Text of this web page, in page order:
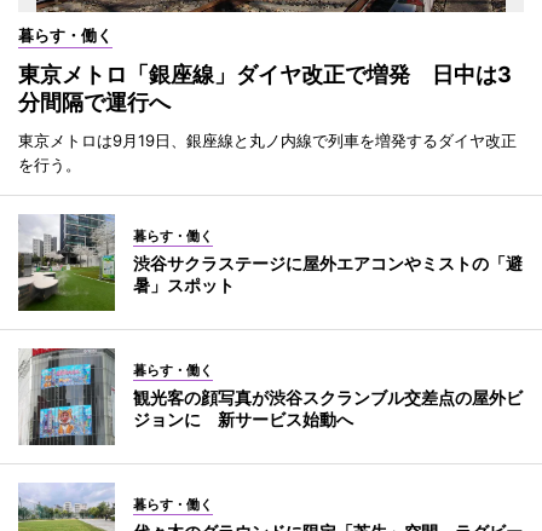
暮らす・働く
東京メトロ「銀座線」ダイヤ改正で増発 日中は3
分間隔で運行へ
東京メトロは9月19日、銀座線と丸ノ内線で列車を増発するダイヤ改正
を行う。
暮らす・働く
渋谷サクラステージに屋外エアコンやミストの「避
暑」スポット
暮らす・働く
観光客の顔写真が渋谷スクランブル交差点の屋外ビ
ジョンに 新サービス始動へ
暮らす・働く